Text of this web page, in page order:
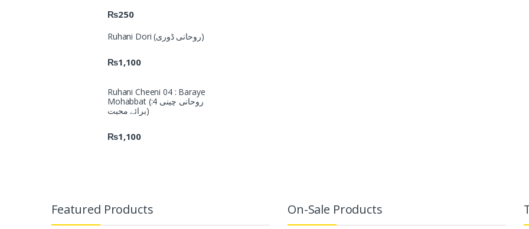
₨250
Ruhani Dori (روحانی ڈوری)
₨1,100
Ruhani Cheeni 04 : Baraye
Mohabbat (روحانی چینی 4:
برائے محبت)
₨1,100
Featured Products On-Sale Products